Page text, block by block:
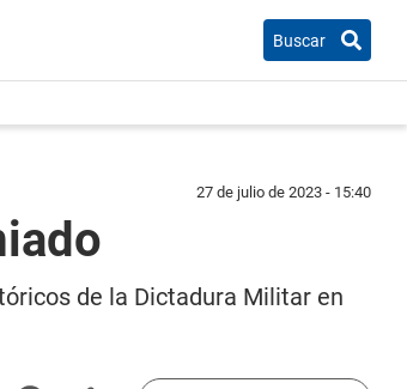
Buscar
27 de julio de 2023 - 15:40
de la Dictadura Militar en